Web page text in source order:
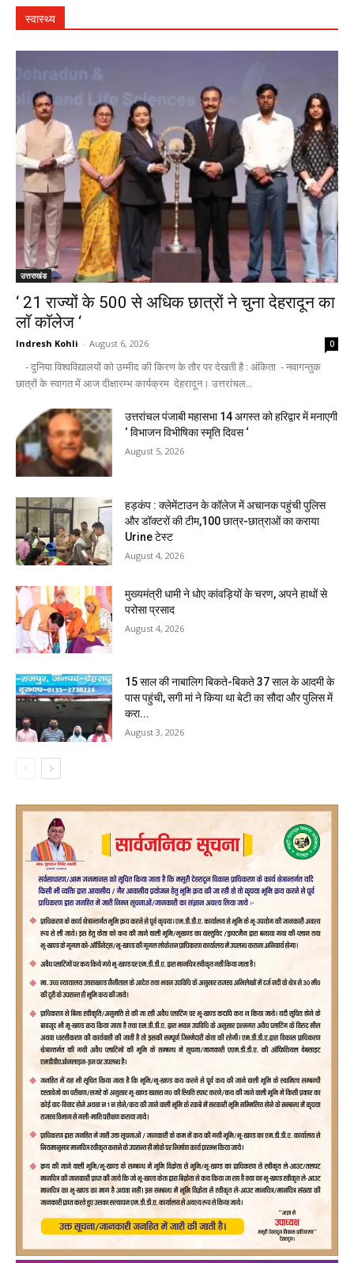
स्वास्थ्य
उत्तराखंड
‘ 21 राज्यों के 500 से अधिक छात्रों ने चुना देहरादून का
लाॅ काॅलेज ‘
Indresh Kohli - August 6, 2026 0
- दुनिया विश्वविद्यालयों को उम्मीद की किरण के तौर पर देखती है : अंकिता - नवागन्तुक
छात्रों के स्वागत में आज दीक्षारम्भ कार्यक्रम देहरादून। उत्तरांचल...
उत्तरांचल पंजाबी महासभा 14 अगस्त को हरिद्वार में मनाएगी
‘ विभाजन विभीषिका स्मृति दिवस ‘
August 5, 2026
हड़कंप : क्लेमेंटाउन के कॉलेज में अचानक पहुंची पुलिस
और डॉक्टरों की टीम,100 छात्र-छात्राओं का कराया
Urine टेस्ट
August 4, 2026
मुख्यमंत्री धामी ने धोए कांवड़ियों के चरण, अपने हाथों से
परोसा प्रसाद
August 4, 2026
15 साल की नाबालिग बिकते-बिकते 37 साल के आदमी के
पास पहुंची, सगी मां ने किया था बेटी का सौदा और पुलिस में
करा...
August 3, 2026